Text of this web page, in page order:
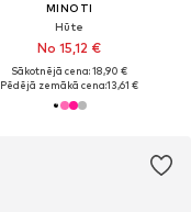
MINOTI
Hūte
No 15,12 €
Sākotnējā cena: 18,90 €
Pēdējā zemākā cena:13,61 €